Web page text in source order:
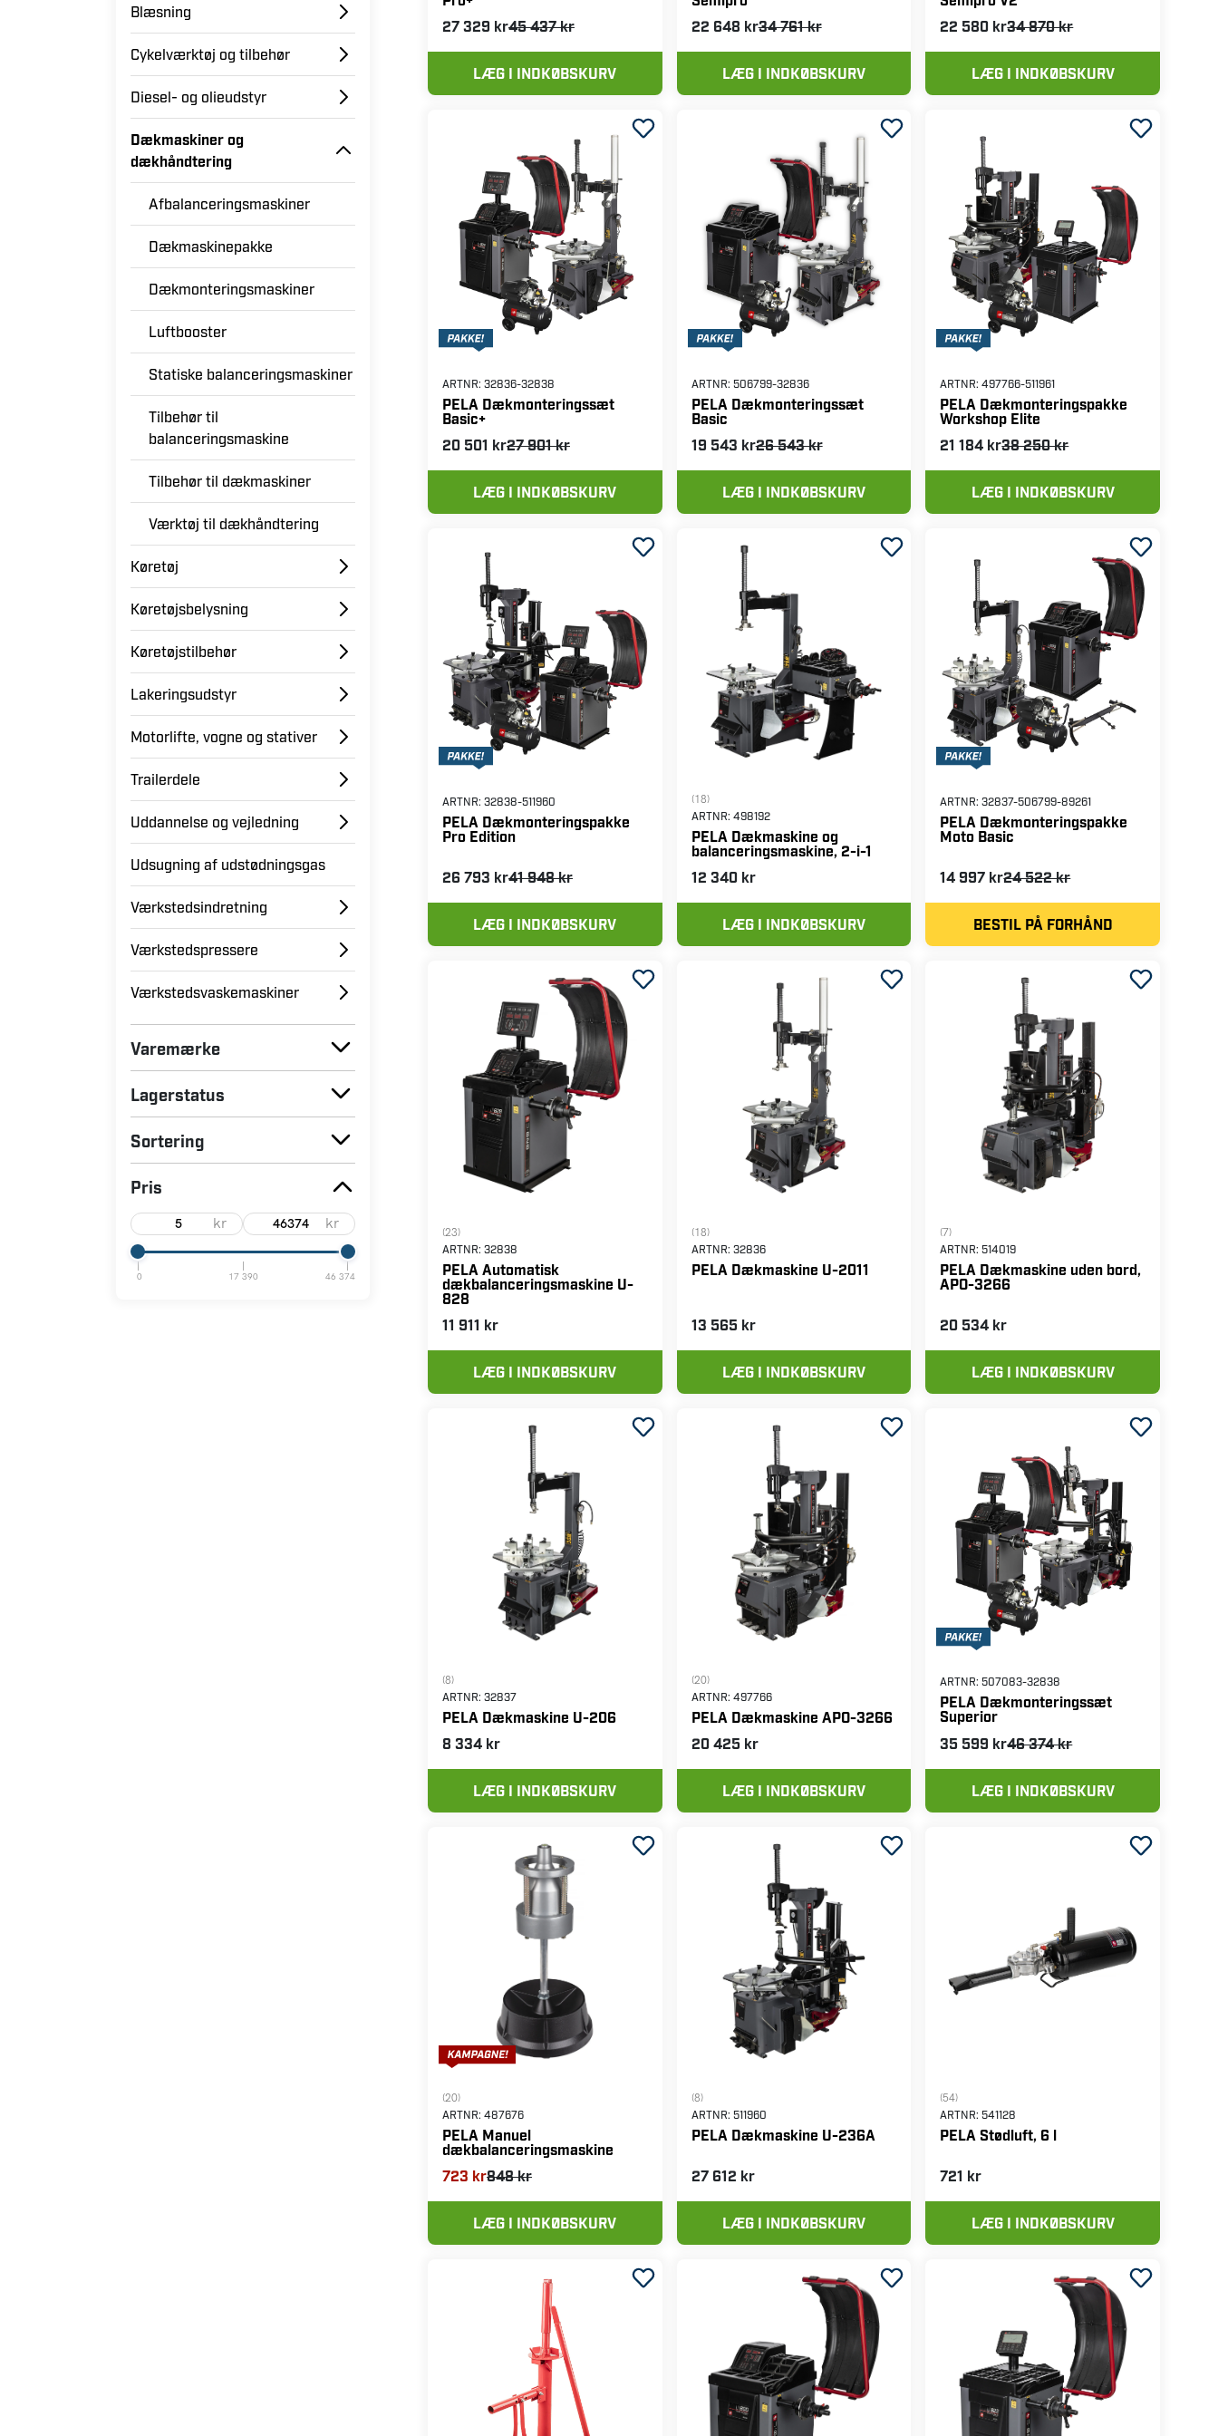
hvilket dækapparat eller hvilken afbalanceringsmaskine der passer til
dine behov? Vores kundeservice hjælper dig gerne med at finde den
rette løsning, hvad enten du har et mindre hobbyværksted eller driver
en professionel dækservice. Gør klar til næste dækskiftesæson med
pålideligt og effektivt udstyr fra Verktygsboden.dk – din partner inden
for dækmontering og afbalancering.
Blæsning
Cykelværktøj og tilbehør
Diesel- og olieudstyr
Dækmaskiner og
dækhåndtering
Afbalanceringsmaskiner
Dækmaskinepakke
Dækmonteringsmaskiner
Luftbooster
Statiske balanceringsmaskiner
Tilbehør til
balanceringsmaskine
Tilbehør til dækmaskiner
Værktøj til dækhåndtering
Køretøj
Køretøjsbelysning
Køretøjstilbehør
Lakeringsudstyr
Motorlifte, vogne og stativer
Trailerdele
Uddannelse og vejledning
Udsugning af udstødningsgas
Værkstedsindretning
Værkstedspressere
Værkstedsvaskemaskiner
Varemærke
Lagerstatus
Sortering
Pris
kr kr
0 17 390 46 374
27 329 kr45 437 kr
LÆG I INDKØBSKURV
22 648 kr34 761 kr
LÆG I INDKØBSKURV
22 580 kr34 870 kr
LÆG I INDKØBSKURV
ARTNR: 32836-32838
PELA Dækmonteringssæt
Basic+
20 501 kr27 901 kr
LÆG I INDKØBSKURV
ARTNR: 506799-32836
PELA Dækmonteringssæt
Basic
19 543 kr26 543 kr
LÆG I INDKØBSKURV
ARTNR:497766-511961
PELA Dækmonteringspakke
Workshop Elite
21 184 kr38 250 kr
LÆG I INDKØBSKURV
ARTNR: 32838-511960
PELA Dækmonteringspakke
Pro Edition
26 793 kr41 948 kr
LÆG I INDKØBSKURV
(18)
ARTNR: 498192
PELA Dækmaskine og
balanceringsmaskine, 2-i-1
12 340 kr
LÆG I INDKØBSKURV
ARTNR:32837-506799-89261
PELA Dækmonteringspakke
Moto Basic
14 997 kr24 522 kr
BESTIL PÅ FORHÅND
(23)
ARTNR: 32838
PELA Automatisk
dækbalanceringsmaskine U-
828
11 911 kr
LÆG I INDKØBSKURV
(18)
ARTNR: 32836
PELA Dækmaskine U-2011
13 565 kr
LÆG I INDKØBSKURV
(7)
ARTNR:514019
PELA Dækmaskine uden bord,
APO-3266
20 534 kr
LÆG I INDKØBSKURV
(8)
ARTNR: 32837
PELA Dækmaskine U-206
8 334 kr
LÆG I INDKØBSKURV
(20)
ARTNR: 497766
PELA Dækmaskine APO-3266
20 425 kr
LÆG I INDKØBSKURV
ARTNR:507083-32838
PELA Dækmonteringssæt
Superior
35 599 kr46 374 kr
LÆG I INDKØBSKURV
(20)
ARTNR: 487676
PELA Manuel
dækbalanceringsmaskine
723 kr848 kr
LÆG I INDKØBSKURV
(8)
ARTNR: 511960
PELA Dækmaskine U-236A
27 612 kr
LÆG I INDKØBSKURV
(54)
ARTNR:541128
PELA Stødluft, 6 l
721 kr
LÆG I INDKØBSKURV